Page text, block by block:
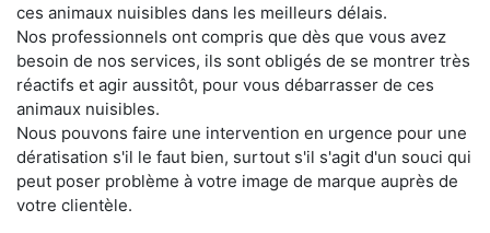
ces animaux nuisibles dans les meilleurs délais.
Nos professionnels ont compris que dès que vous avez
besoin de nos services, ils sont obligés de se montrer très
réactifs et agir aussitôt, pour vous débarrasser de ces
animaux nuisibles.
Nous pouvons faire une intervention en urgence pour une
dératisation s'il le faut bien, surtout s'il s'agit d'un souci qui
peut poser problème à votre image de marque auprès de
votre clientèle.